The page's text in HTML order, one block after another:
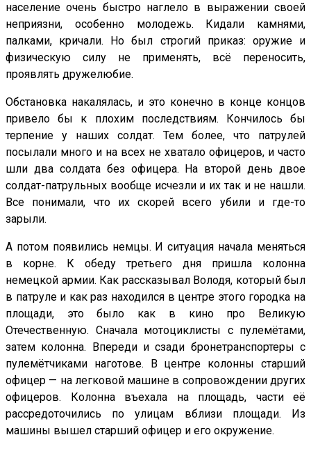
население очень быстро наглело в выражении своей
неприязни, особенно молодежь. Кидали камнями,
палками, кричали. Но был строгий приказ: оружие и
физическую силу не применять, всё переносить,
проявлять дружелюбие.
Обстановка накалялась, и это конечно в конце концов
привело бы к плохим последствиям. Кончилось бы
терпение у наших солдат. Тем более, что патрулей
посылали много и на всех не хватало офицеров, и часто
шли два солдата без офицера. На второй день двое
солдат-патрульных вообще исчезли и их так и не нашли.
Все понимали, что их скорей всего убили и где-то
зарыли.
А потом появились немцы. И ситуация начала меняться
в корне. К обеду третьего дня пришла колонна
немецкой армии. Как рассказывал Володя, который был
в патруле и как раз находился в центре этого городка на
площади, это было как в кино про Великую
Отечественную. Сначала мотоциклисты с пулемётами,
затем колонна. Впереди и сзади бронетранспортеры с
пулемётчиками наготове. В центре колонны старший
офицер — на легковой машине в сопровождении других
офицеров. Колонна въехала на площадь, части её
рассредоточились по улицам вблизи площади. Из
машины вышел старший офицер и его окружение.